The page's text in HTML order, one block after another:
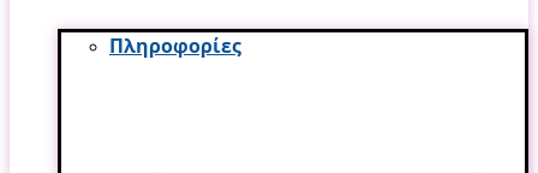
Πληροφορίες